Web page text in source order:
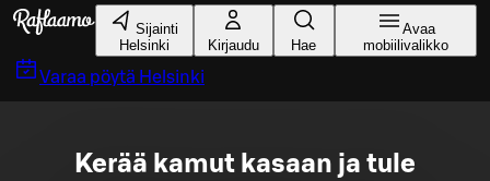
Siirry pääsisältöön
Sijainti
Helsinki
Kirjaudu Hae
Avaa
mobiilivalikko
Varaa pöytä Helsinki
Kerää kamut kasaan ja tule